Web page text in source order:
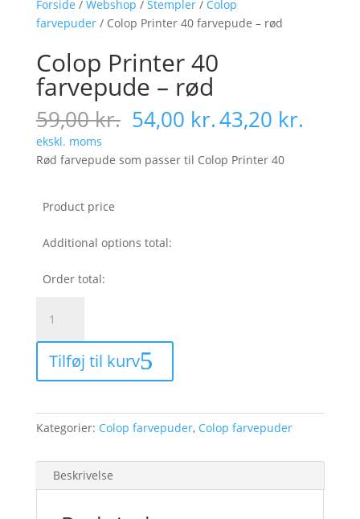
Forside / Webshop / Stempler/ Colop
farvepuder/ Colop Printer 40 farvepude – rød
Colop Printer 40
farvepude – rød
59,00kr. 54,00 kr.43,20 kr.
ekskl. moms
Rød farvepude som passer til Colop Printer 40
Product price
Additional options total:
Order total:
Printer
40
farvepude
-
antal
Tilføj til kurv
Kategorier: Colop farvepuder, Colop farvepuder
Beskrivelse